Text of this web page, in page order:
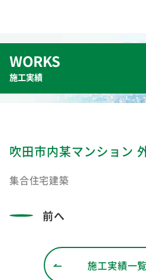
WORKS
吹田市内某マンション
集合住宅建築
前へ
施工実績一